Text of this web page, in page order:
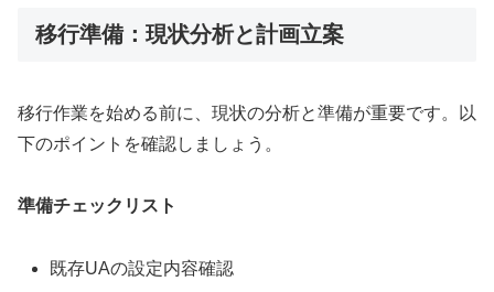
移行準備：現状分析と計画立案
移行作業を始める前に、現状の分析と準備が重要です。以
下のポイントを確認しましょう。
準備チェックリスト
既存UAの設定内容確認